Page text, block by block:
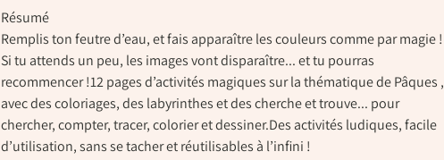
Résumé
Remplis ton feutre d’eau, et fais apparaître les couleurs comme par magie !
Si tu attends un peu, les images vont disparaître... et tu pourras
recommencer !12 pages d’activités magiques sur la thématique de Pâques ,
avec des coloriages, des labyrinthes et des cherche et trouve... pour
chercher, compter, tracer, colorier et dessiner.Des activités ludiques, facile
d’utilisation, sans se tacher et réutilisables à l’infini !